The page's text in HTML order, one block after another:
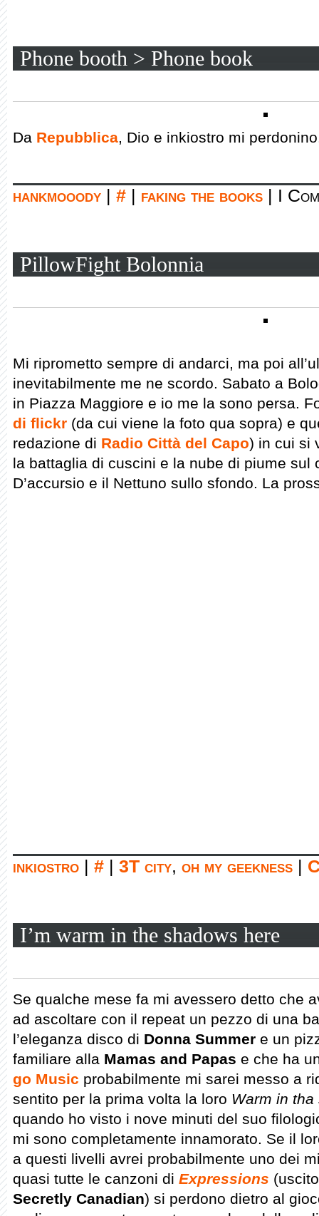
Phone booth > Phone book
Da Repubblica, Dio e inkiostro mi
hankmooody # faking the books I
PillowFight Bolonnia
Mi riprometto sempre di andarci, ma poi
inevitabilmente me ne scordo. Sabato a
in Piazza Maggiore e io me la sono persa.
di flickr (da cui viene la foto qua sopra) e
redazione di Radio Città del Capo) in cui si
la battaglia di cuscini e la nube di piume sul
D’accursio e il Nettuno sullo sfondo. La
inkiostro # 3T city, oh my geekness
I’m warm in the shadows here
Se qualche mese fa mi avessero detto che
ad ascoltare con il repeat un pezzo di una
l’eleganza disco di Donna Summer e un
familiare alla Mamas and Papas e che ha
go Music probabilmente mi sarei messo a
sentito per la prima volta la loro Warm in tha
quando ho visto i nove minuti del suo
mi sono completamente innamorato. Se il
a questi livelli avrei probabilmente uno dei
quasi tutte le canzoni di Expressions
Secretly Canadian) si perdono dietro al